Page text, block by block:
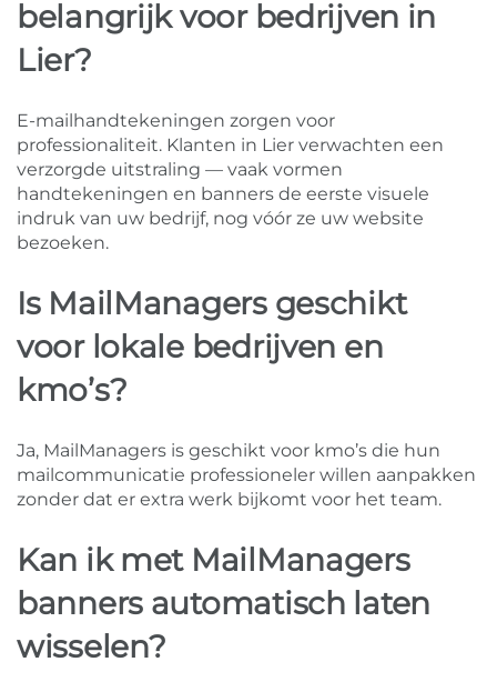
belangrijk voor bedrijven in
Lier?
E-mailhandtekeningen zorgen voor
professionaliteit. Klanten in Lier verwachten een
verzorgde uitstraling — vaak vormen
handtekeningen en banners de eerste visuele
indruk van uw bedrijf, nog vóór ze uw website
bezoeken.
Is MailManagers geschikt
voor lokale bedrijven en
kmo’s?
Ja, MailManagers is geschikt voor kmo’s die hun
mailcommunicatie professioneler willen aanpakken
zonder dat er extra werk bijkomt voor het team.
Kan ik met MailManagers
banners automatisch laten
wisselen?